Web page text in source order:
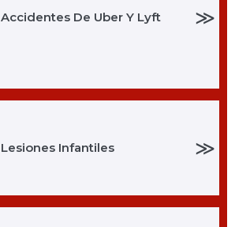
Accidentes De Uber Y Lyft ≫
Lesiones Infantiles ≫